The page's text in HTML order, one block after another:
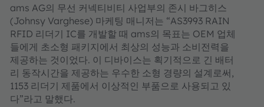
ams AG의 무선 커넥티비티 사업부의 존시 바그히스
(Johnsy Varghese) 마케팅 매니저는 “AS3993 RAIN
RFID 리더기 IC를 개발할 때 ams의 목표는 OEM 업체
들에게 초소형 패키지에서 최상의 성능과 소비전력을
제공하는 것이었다. 이 디바이스는 획기적으로 긴 배터
리 동작시간을 제공하는 우수한 소형 경량의 설계로써,
1153 리더기 제품에서 이상적인 부품으로 사용되고 있
다”라고 말했다.